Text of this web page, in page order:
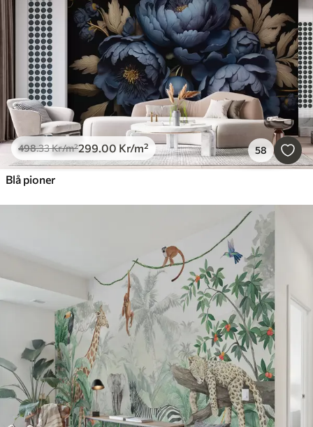
Färg
Smart
Återställ allt
498.33Kr/m²299.00 Kr/m² 58
Blå pioner